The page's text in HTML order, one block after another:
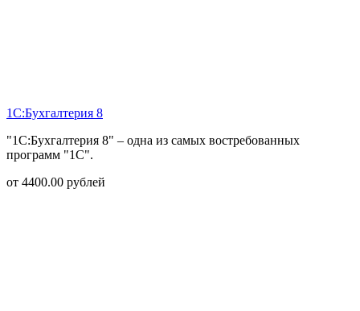
1С:Бухгалтерия 8
"1С:Бухгалтерия 8" – одна из самых востребованных
программ "1С".
от 4400.00 рублей